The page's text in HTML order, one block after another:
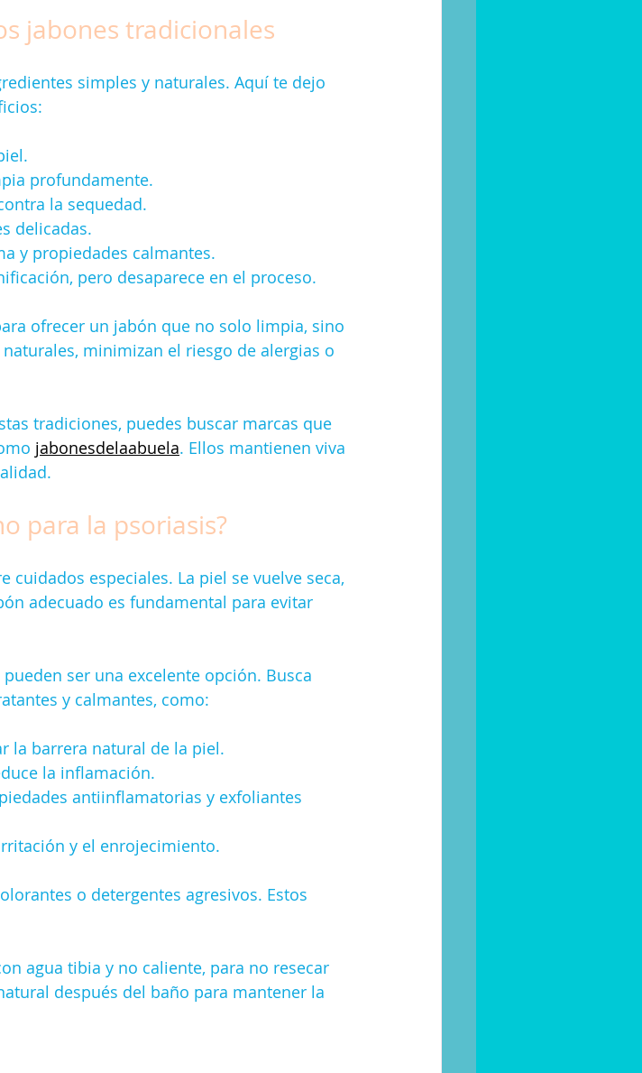
jabones tradicionales
simples y naturales. Aquí te dejo
profundamente.
la sequedad.
delicadas.
y propiedades calmantes.
pero desaparece en el proceso.
ofrecer un jabón que no solo limpia, sino
minimizan el riesgo de alergias o
tradiciones, puedes buscar marcas que
jabonesdelaabuela. Ellos mantienen viva
para la psoriasis?
especiales. La piel se vuelve seca,
adecuado es fundamental para evitar
ser una excelente opción. Busca
y calmantes, como:
la barrera natural de la piel.
la inflamación.
antiinflamatorias y exfoliantes
y el enrojecimiento.
o detergentes agresivos. Estos
agua tibia y no caliente, para no resecar
después del baño para mantener la